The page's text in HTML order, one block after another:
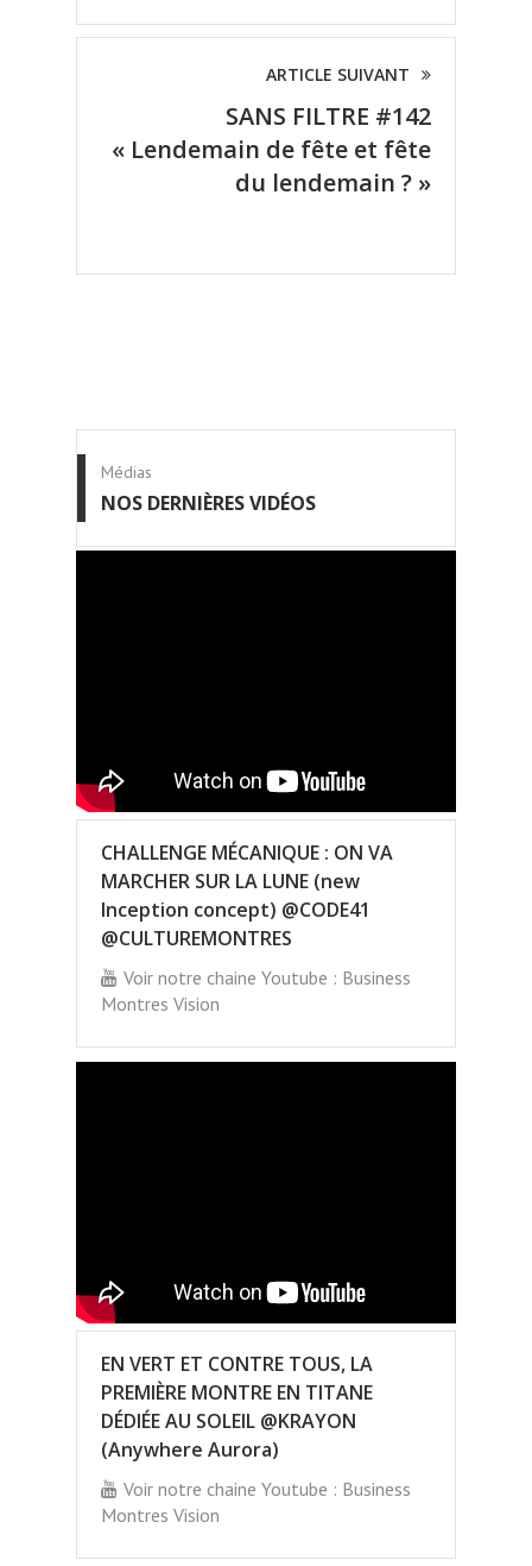
ARTICLE SUIVANT
SANS FILTRE #142
« Lendemain de fête et fête
du lendemain ? »
Médias
NOS DERNIÈRES VIDÉOS
CHALLENGE MÉCANIQUE : ON VA
MARCHER SUR LA LUNE (new
Inception concept) @CODE41
@CULTUREMONTRES
Voir notre chaine Youtube : Business
Montres Vision
EN VERT ET CONTRE TOUS, LA
PREMIÈRE MONTRE EN TITANE
DÉDIÉE AU SOLEIL @KRAYON
(Anywhere Aurora)
Voir notre chaine Youtube : Business
Montres Vision